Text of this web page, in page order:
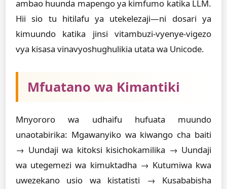
ambao huunda mapengo ya kimfumo katika LLM.
Hii sio tu hitilafu ya utekelezaji—ni dosari ya
kimuundo katika jinsi vitambuzi-vyenye-vigezo
vya kisasa vinavyoshughulikia utata wa Unicode.
Mfuatano wa Kimantiki
Mnyororo wa udhaifu hufuata muundo
unaotabirika: Mgawanyiko wa kiwango cha baiti
→ Uundaji wa kitoksi kisichokamilika → Uundaji
wa utegemezi wa kimuktadha → Kutumiwa kwa
uwezekano usio wa kistatisti → Kusababisha